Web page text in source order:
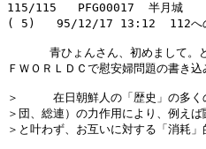
115/115   PFG00017  半月城
( 5)   95/12/17 13:12  112へ
青ひょんさん、初めまして。
ＦＷＯＲＬＤＣで慰安婦問題の書き
＞　　　在日朝鮮人の「歴史」の多
＞団、総連）の力作用により、例え
＞と叶わず、お互いに対する「消耗